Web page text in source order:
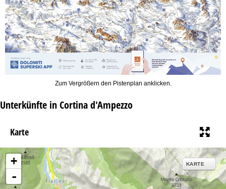
Zum Vergrößern den Pistenplan anklicken.
Unterkünfte in Cortina d'Ampezzo
Karte
+
-
KARTE